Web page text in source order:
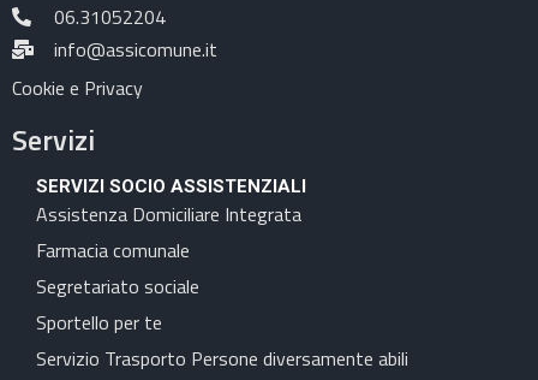
06.31052204
info@assicomune.it
Cookie e Privacy
Servizi
SERVIZI SOCIO ASSISTENZIALI
Assistenza Domiciliare Integrata
Farmacia comunale
Segretariato sociale
Sportello per te
Servizio Trasporto Persone diversamente abili